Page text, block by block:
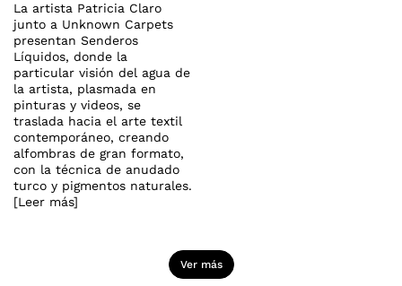
La artista Patricia Claro
junto a Unknown Carpets
presentan Senderos
Líquidos, donde la
particular visión del agua de
la artista, plasmada en
pinturas y videos, se
traslada hacia el arte textil
contemporáneo, creando
alfombras de gran formato,
con la técnica de anudado
turco y pigmentos naturales.
[Leer más]
Ver más